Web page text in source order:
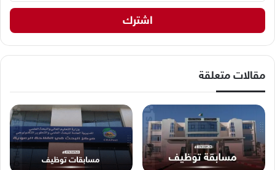
ي
ك
ا
إ
ت
ر
ن
ي
مقالات متعلقة